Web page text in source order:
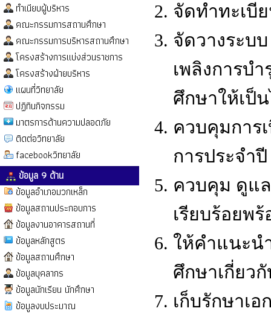
ทำเนียบผู้บริหาร
คณะกรรมการสถานศึกษา
คณะกรรมการบริหารสถานศึกษา
โครงสร้างการแบ่งส่วนราชการ
โครงสร้างฝ่ายบริหาร
แผนที่วิทยาลัย
ปฏิทินกิจกรรม
มาตรการด้านความปลอดภัย
ติดต่อวิทยาลัย
facebookวิทยาลัย
ข้อมูล 9 ด้าน
ข้อมูลอำเภอมวกเหล็ก
ข้อมูลสถานประกอบการ
ข้อมูลงานอาคารสถานที่
ข้อมูลหลักสูตร
ข้อมูลสถานศึกษา
ข้อมูลบุคลากร
ข้อมูลนักเรียน นักศึกษา
ข้อมูลงบประมาณ
จัดทำทะเบี
จัดวางระบ
เพลิงการบ
ศึกษาให้เป็
ควบคุมการ
การประจำปี
ควบคุม ดูแ
เรียบร้อยพ
ให้คำแนะน
ศึกษาเกี่ยว
เก็บรักษาเ